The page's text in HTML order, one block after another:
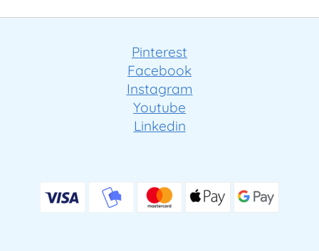
Pinterest
Facebook
Instagram
Youtube
Linkedin